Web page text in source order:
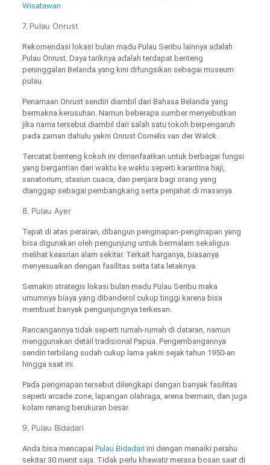
Wisatawan
7. Pulau Onrust
Rekomendasi lokasi bulan madu Pulau Seribu lainnya adalah
Pulau Onrust. Daya tariknya adalah terdapat benteng
peninggalan Belanda yang kini difungsikan sebagai museum
pulau.
Penamaan Onrust sendiri diambil dari Bahasa Belanda yang
bermakna kerusuhan. Namun beberapa sumber menyebutkan
jika nama tersebut diambil dari salah satu tokoh berpengaruh
pada zaman dahulu yakni Onrust Cornelis van der Walck.
Tercatat benteng kokoh ini dimanfaatkan untuk berbagai fungsi
yang bergantian dari waktu ke waktu seperti karantina haji,
sanatorium, stasiun cuaca, dan penjara bagi orang yang
dianggap sebagai pembangkang serta penjahat di masanya.
8. Pulau Ayer
Tepat di atas perairan, dibangun penginapan-penginapan yang
bisa digunakan oleh pengunjung untuk bermalam sekaligus
melihat keasrian alam sekitar. Terkait harganya, biasanya
menyesuaikan dengan fasilitas serta tata letaknya.
Semakin strategis lokasi bulan madu Pulau Seribu maka
umumnya biaya yang dibanderol cukup tinggi karena bisa
membuat banyak pengunjungnya terkesan.
Rancangannya tidak seperti rumah-rumah di dataran, namun
menggunakan detail tradisional Papua. Pengembangannya
sendiri terbilang sudah cukup lama yakni sejak tahun 1950-an
hingga saat ini.
Pada penginapan tersebut dilengkapi dengan banyak fasilitas
seperti arcade zone, lapangan olahraga, arena bermain, dan juga
kolam renang berukuran besar.
9. Pulau Bidadari
Anda bisa mencapai Pulau Bidadariini dengan menaiki perahu
sekitar 30 menit saja. Tidak perlu khawatir merasa bosan saat di